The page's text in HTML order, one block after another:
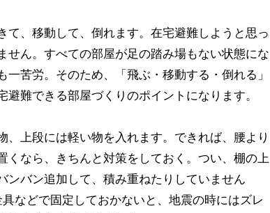
、移動して、倒れます。在宅避難しようと思っ
せん。すべての部屋が足の踏み場もない状態にな
苦労。そのため、「飛ぶ・移動する・倒れる」
難できる部屋づくりのポイントになります。
上段には軽い物を入れます。できれば、腰より
くなら、きちんと対策をしておく。つい、棚の上
ンバン追加して、積み重ねたりしていません
などで固定しておかないと、地震の時にはズレ